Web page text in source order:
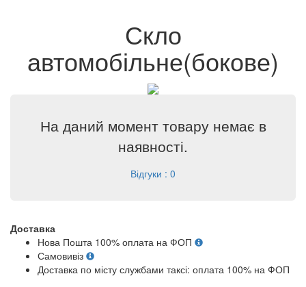
Скло
автомобільне(бокове)
На даний момент товару немає в
наявності.
Відгуки : 0
Доставка
Нова Пошта 100% оплата на ФОП
Самовивіз
Доставка по місту службами таксі: оплата 100% на ФОП